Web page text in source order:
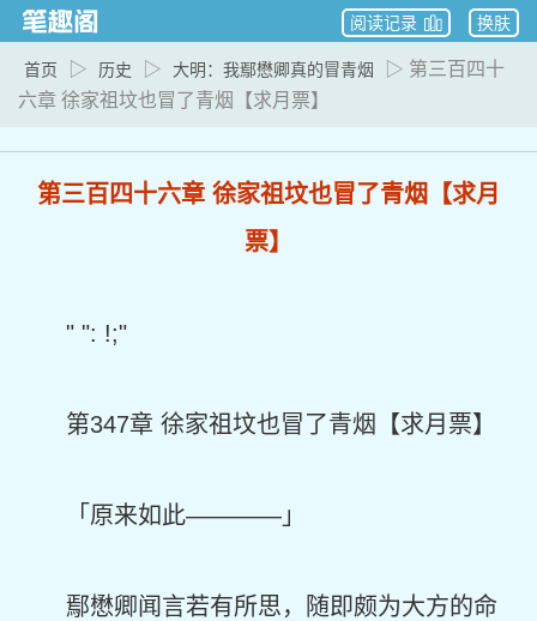
换肤
阅读记录
首页 ▷ 历史 ▷ 大明：我鄢懋卿真的冒青烟
▷ 第三百四十
六章 徐家祖坟也冒了青烟【求月票】
第三百四十六章 徐家祖坟也冒了青烟【求月
票】
" ": !;"
第347章 徐家祖坟也冒了青烟【求月票】
「原来如此————」
鄢懋卿闻言若有所思，随即颇为大方的命